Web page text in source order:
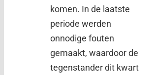
komen. In de laatste
periode werden
onnodige fouten
gemaakt, waardoor de
tegenstander dit kwart